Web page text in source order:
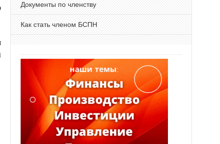
Документы по членству
Как стать членом БСПН